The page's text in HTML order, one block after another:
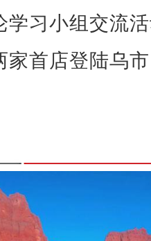
学习小组交流
家首店登陆乌
著经典曲目邂逅新